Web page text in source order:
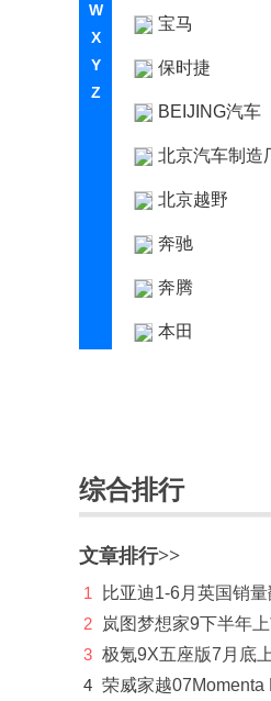
W
X
Y
Z
宝马
保时捷
BEIJING汽车
北京汽车制造
北京越野
奔驰
奔腾
本田
比亚迪
博速
C
长安凯程
长安欧尚
综合排行
文章排行>>
1
比亚迪1-6月英国销
2
岚图梦想家9下半年
3 极氪9X五座版7月底
4 荣威家越07Momenta